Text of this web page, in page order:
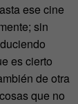
ese cine
sin
es cierto
de otra
que no